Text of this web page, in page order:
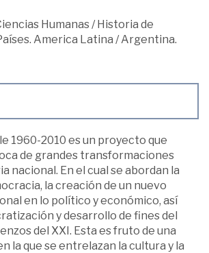
Humanas/Historia de
America Latina /Argentina.
1960-2010 es un proyecto que
de grandes transformaciones
nacional. En el cual se abordan la
la creación de un nuevo
en lo político y económico, así
y desarrollo de fines del
del XXI. Esta es fruto de una
la que se entrelazan la cultura y la